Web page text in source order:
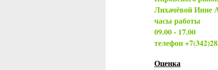
Лихачёвой Инне
часы работы
09.00 - 17.00
телефон
Оценка